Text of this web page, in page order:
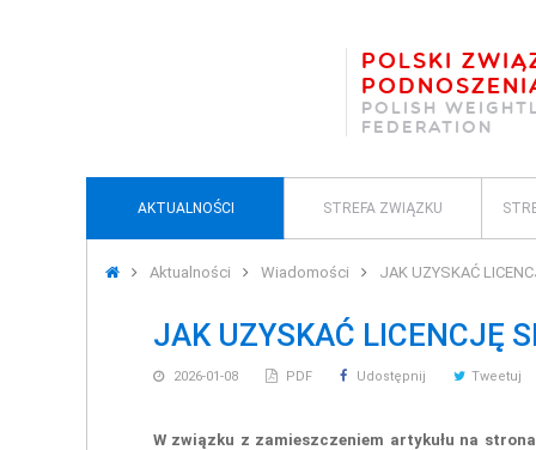
POLSKI
POLISH
FEDERATION
AKTUALNOŚCI STREFA ZWIĄZKU
Aktualności Wiadomości JAK UZYSKAĆ
JAK UZYSKAĆ LICENCJĘ
2026-01-08 PDF Udostępnij Tweetuj
W związku z zamieszczeniem artykułu na